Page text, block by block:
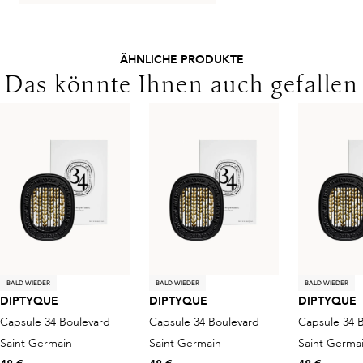
ÄHNLICHE PRODUKTE
Das könnte Ihnen auch gefallen
BALD WIEDER
DIPTYQUE
Capsule 34 Boulevard
Saint Germain
BALD WIEDER
DIPTYQUE
Capsule 34 Boulevard
Saint Germain
BALD WIEDER
DIPTYQUE
Capsule 34
Saint